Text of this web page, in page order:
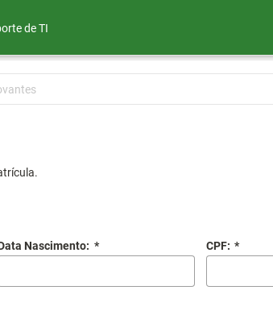
de TI
Nascimento: * CPF: *